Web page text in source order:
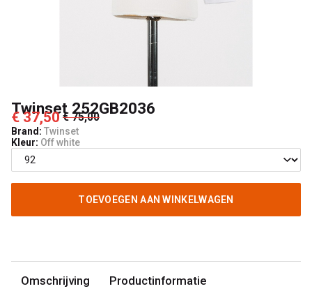
Twinset 252GB2036
€ 37,50 € 75,00
Brand: Twinset
Kleur: Off white
TOEVOEGEN AAN WINKELWAGEN
Omschrijving Productinformatie